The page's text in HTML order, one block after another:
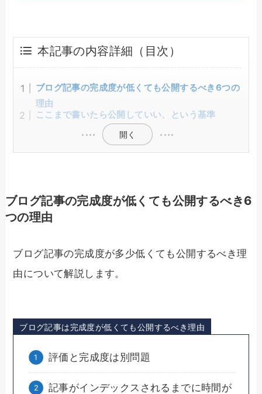
本記事の内容詳細（目次）
ブログ記事の完成度が低くても公開するべき6つの
理由
ここまで書いたら公開していい、という基準
開く
ブログ記事の完成度が低くても公開するべき6
つの理由
ブログ記事の完成度が多少低くても公開するべき理
由について解説します。
ブログ記事は完成度が低くても公開するべき理由
評価と完成度は別問題
記事がインデックスされるまでに時間が